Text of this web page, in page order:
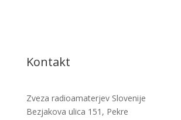
Kontakt
Zveza radioamaterjev Slovenije
Bezjakova ulica 151, Pekre